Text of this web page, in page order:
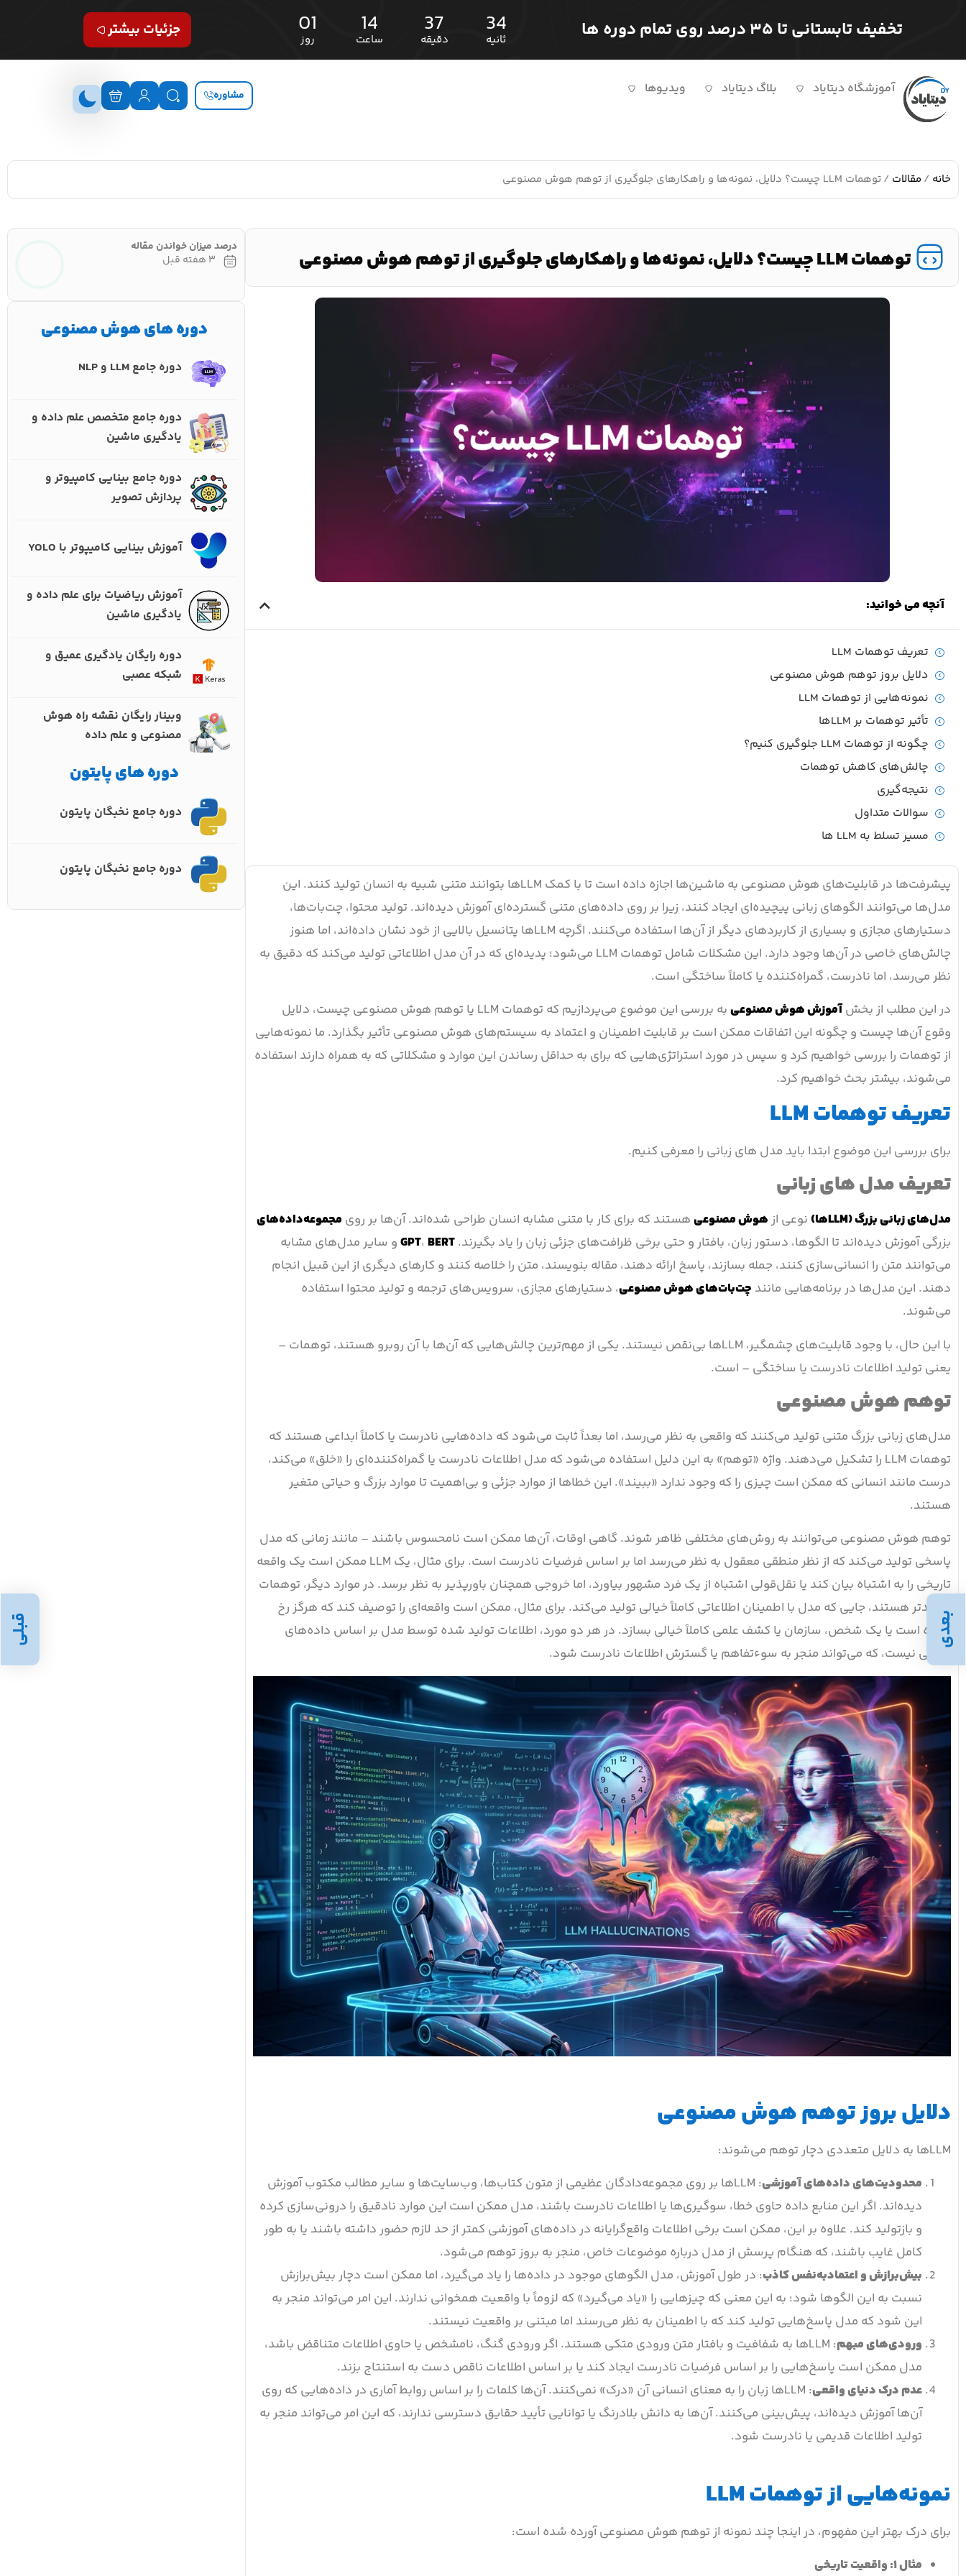
تخفیف تابستانی تا ۳۵ درصد روی تمام دوره ها 01
روز
14
ساعت
37
دقیقه
33
ثانیه جزئیات بیشتر
مشاوره آموزشگاه دیتایاد بلاگ دیتایاد ویدیوها
خانه / مقالات / توهمات LLM چیست؟ دلایل، نمونه‌ها و راهکارهای جلوگیری از توهم هوش مصنوعی
توهمات LLM چیست؟ دلایل، نمونه‌ها و راهکارهای جلوگیری از توهم هوش مصنوعی
قبلی بعدی
آنچه می خوانید:
تعریف توهمات LLM
دلایل بروز توهم هوش مصنوعی
نمونه‌هایی از توهمات LLM
تأثیر توهمات بر LLMها
چگونه از توهمات LLM جلوگیری کنیم؟
چالش‌های کاهش توهمات
نتیجه‌گیری
سوالات متداول
مسیر تسلط به LLM ها
پیشرفت‌ها در قابلیت‌های هوش مصنوعی به ماشین‌ها اجازه داده است تا با کمک LLMها بتوانند متنی شبیه به انسان تولید کنند. این
مدل‌ها می‌توانند الگوهای زبانی پیچیده‌ای ایجاد کنند، زیرا بر روی داده‌های متنی گسترده‌ای آموزش دیده‌اند. تولید محتوا، چت‌بات‌ها،
دستیارهای مجازی و بسیاری از کاربردهای دیگر از آن‌ها استفاده می‌کنند. اگرچه LLMها پتانسیل بالایی از خود نشان داده‌اند، اما هنوز
چالش‌های خاصی در آن‌ها وجود دارد. این مشکلات شامل توهمات LLM می‌شود؛ پدیده‌ای که در آن مدل اطلاعاتی تولید می‌کند که دقیق به
نظر می‌رسد، اما نادرست، گمراه‌کننده یا کاملاً ساختگی است.
در این مطلب از بخشآموزش هوش مصنوعی
به بررسی این موضوع می‌پردازیم که توهمات LLM یا توهم هوش مصنوعی چیست، دلایل
وقوع آن‌ها چیست و چگونه این اتفاقات ممکن است بر قابلیت اطمینان و اعتماد به سیستم‌های هوش مصنوعی تأثیر بگذارد. ما نمونه‌هایی
از توهمات را بررسی خواهیم کرد و سپس در مورد استراتژی‌هایی که برای به حداقل رساندن این موارد و مشکلاتی که به همراه دارند استفاده
می‌شوند، بیشتر بحث خواهیم کرد.
تعریف توهمات LLM
برای بررسی این موضوع ابتدا باید مدل های زبانی را معرفی کنیم.
تعریف مدل های زبانی
مدل‌های زبانی بزرگ (LLMها) نوعی ازهوش مصنوعیهستند که برای کار با متنی مشابه انسان طراحی شده‌اند. آن‌ها بر روی مجموعه‌داده‌های
بزرگی آموزش دیده‌اند تا الگوها، دستور زبان، بافتار و حتی برخی ظرافت‌های جزئی زبان را یاد بگیرند.
GPT، BERT
و سایر مدل‌های مشابه
می‌توانند متن را انسانی‌سازی کنند، جمله بسازند، پاسخ ارائه دهند، مقاله بنویسند، متن را خلاصه کنند و کارهای دیگری از این قبیل انجام
دهند. این مدل‌ها در برنامه‌هایی مانندچت‌بات‌های هوش مصنوعی، دستیارهای مجازی، سرویس‌های ترجمه و تولید محتوا استفاده
می‌شوند.
با این حال، با وجود قابلیت‌های چشمگیر، LLMها بی‌نقص نیستند. یکی از مهم‌ترین چالش‌هایی که آن‌ها با آن روبرو هستند، توهمات –
یعنی تولید اطلاعات نادرست یا ساختگی – است.
توهم هوش مصنوعی
مدل‌های زبانی بزرگ متنی تولید می‌کنند که واقعی به نظر می‌رسد، اما بعداً ثابت می‌شود که داده‌هایی نادرست یا کاملاً ابداعی هستند که
توهمات LLM را تشکیل می‌دهند. واژه «توهم» به این دلیل استفاده می‌شود که مدل اطلاعات نادرست یا گمراه‌کننده‌ای را «خلق» می‌کند،
درست مانند انسانی که ممکن است چیزی را که وجود ندارد «ببیند». این خطاها از موارد جزئی و بی‌اهمیت تا موارد بزرگ و حیاتی متغیر
هستند.
توهم هوش مصنوعی می‌توانند به روش‌های مختلفی ظاهر شوند. گاهی اوقات، آن‌ها ممکن است نامحسوس باشند – مانند زمانی که مدل
پاسخی تولید می‌کند که از نظر منطقی معقول به نظر می‌رسد اما بر اساس فرضیات نادرست است. برای مثال، یک LLM ممکن است یک واقعه
تاریخی را به اشتباه بیان کند یا نقل‌قولی اشتباه از یک فرد مشهور بیاورد، اما خروجی همچنان باورپذیر به نظر برسد. در موارد دیگر، توهمات
شدیدتر هستند، جایی که مدل با اطمینان اطلاعاتی کاملاً خیالی تولید می‌کند. برای مثال، ممکن است واقعه‌ای را توصیف کند که هرگز رخ
نداده است یا یک شخص، سازمان یا کشف علمی کاملاً خیالی بسازد. در هر دو مورد، اطلاعات تولید شده توسط مدل بر اساس داده‌های
واقعی نیست، که می‌تواند منجر به سوءتفاهم یا گسترش اطلاعات نادرست شود.
دلایل بروز توهم هوش مصنوعی
LLMها به دلایل متعددی دچار توهم می‌شوند:
محدودیت‌های داده‌های آموزشی
: LLMها بر روی مجموعه‌دادگان عظیمی از متون کتاب‌ها، وب‌سایت‌ها و سایر مطالب مکتوب آموزش
دیده‌اند. اگر این منابع داده حاوی خطا، سوگیری‌ها یا اطلاعات نادرست باشند، مدل ممکن است این موارد نادقیق را درونی‌سازی کرده
و بازتولید کند. علاوه بر این، ممکن است برخی اطلاعات واقع‌گرایانه در داده‌های آموزشی کمتر از حد لازم حضور داشته باشند یا به طور
کامل غایب باشند، که هنگام پرسش از مدل درباره موضوعات خاص، منجر به بروز توهم می‌شود.
بیش‌برازش و اعتمادبه‌نفس کاذب: در طول آموزش، مدل الگوهای موجود در داده‌ها را یاد می‌گیرد، اما ممکن است دچار بیش‌برازش
نسبت به این الگوها شود؛ به این معنی که چیزهایی را «یاد می‌گیرد» که لزوماً با واقعیت همخوانی ندارند. این امر می‌تواند منجر به
این شود که مدل پاسخ‌هایی تولید کند که با اطمینان به نظر می‌رسند اما مبتنی بر واقعیت نیستند.
ورودی‌های مبهم
: LLMها به شفافیت و بافتار متن ورودی متکی هستند. اگر ورودی گنگ، نامشخص یا حاوی اطلاعات متناقض باشد،
مدل ممکن است پاسخ‌هایی را بر اساس فرضیات نادرست ایجاد کند یا بر اساس اطلاعات ناقص دست به استنتاج بزند.
عدم درک دنیای واقعی
: LLMها زبان را به معنای انسانی آن «درک» نمی‌کنند. آن‌ها کلمات را بر اساس روابط آماری در داده‌هایی که روی
آن‌ها آموزش دیده‌اند، پیش‌بینی می‌کنند. آن‌ها به دانش بلادرنگ یا توانایی تأیید حقایق دسترسی ندارند، که این امر می‌تواند منجر به
تولید اطلاعات قدیمی یا نادرست شود.
نمونه‌هایی از توهمات LLM
برای درک بهتر این مفهوم، در اینجا چند نمونه از توهم هوش مصنوعی آورده شده است:
مثال ۱: واقعیت تاریخی
درصد میزان خواندن مقاله
۳ هفته قبل
دوره های هوش مصنوعی
دوره جامع LLM و NLP
دوره جامع متخصص علم داده و
یادگیری ماشین
دوره جامع بینایی کامپیوتر و
پردازش تصویر
آموزش بینایی کامیپوتر با YOLO
آموزش ریاضیات برای علم داده و
یادگیری ماشین
دوره رایگان یادگیری عمیق و
شبکه عصبی
وبینار رایگان نقشه راه هوش
مصنوعی و علم داده
دوره های پایتون
دوره جامع نخبگان پایتون
دوره جامع نخبگان پایتون